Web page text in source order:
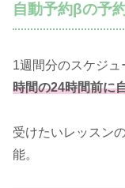
自動予約βの予
1週間分のスケジュ
時間の24時間前に
受けたいレッスン
能。